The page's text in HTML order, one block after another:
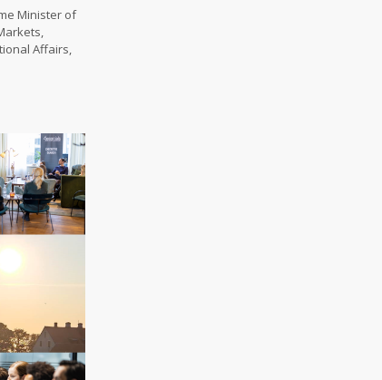
Minister of
Affairs,